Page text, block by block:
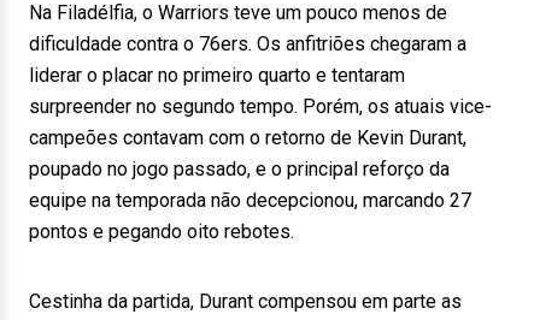
Na Filadélfia, o Warriors teve um pouco menos de
dificuldade contra o 76ers. Os anfitriões chegaram a
liderar o placar no primeiro quarto e tentaram
surpreender no segundo tempo. Porém, os atuais vice-
campeões contavam com o retorno de Kevin Durant,
poupado no jogo passado, e o principal reforço da
equipe na temporada não decepcionou, marcando 27
pontos e pegando oito rebotes.
Cestinha da partida, Durant compensou em parte as